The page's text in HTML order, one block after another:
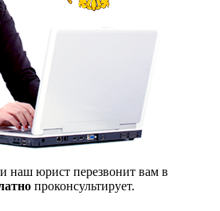
наш юрист перезвонит вам в
проконсультирует.